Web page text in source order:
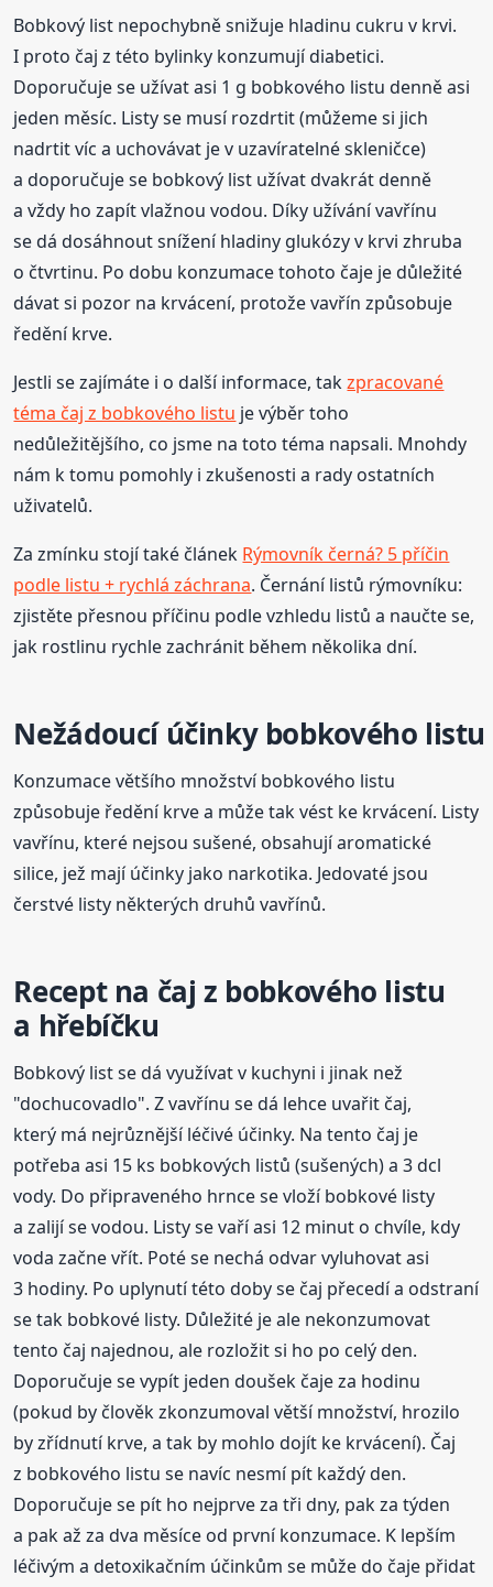
Bobkový list nepochybně snižuje hladinu cukru v krvi.
I proto čaj z této bylinky konzumují diabetici.
Doporučuje se užívat asi 1 g bobkového listu denně asi
jeden měsíc. Listy se musí rozdrtit (můžeme si jich
nadrtit víc a uchovávat je v uzavíratelné skleničce)
a doporučuje se bobkový list užívat dvakrát denně
a vždy ho zapít vlažnou vodou. Díky užívání vavřínu
se dá dosáhnout snížení hladiny glukózy v krvi zhruba
o čtvrtinu. Po dobu konzumace tohoto čaje je důležité
dávat si pozor na krvácení, protože vavřín způsobuje
ředění krve.
Jestli se zajímáte i o další informace, takzpracované
téma čaj z bobkového listu je výběr toho
nedůležitějšího, co jsme na toto téma napsali. Mnohdy
nám k tomu pomohly i zkušenosti a rady ostatních
uživatelů.
Za zmínku stojí také článek Rýmovník černá? 5 příčin
podle listu + rychlá záchrana. Černání listů rýmovníku:
zjistěte přesnou příčinu podle vzhledu listů a naučte se,
jak rostlinu rychle zachránit během několika dní.
Nežádoucí účinky bobkového listu
Konzumace většího množství bobkového listu
způsobuje ředění krve a může tak vést ke krvácení. Listy
vavřínu, které nejsou sušené, obsahují aromatické
silice, jež mají účinky jako narkotika. Jedovaté jsou
čerstvé listy některých druhů vavřínů.
Recept na čaj z bobkového listu
a hřebíčku
Bobkový list se dá využívat v kuchyni i jinak než
"dochucovadlo". Z vavřínu se dá lehce uvařit čaj,
který má nejrůznější léčivé účinky. Na tento čaj je
potřeba asi 15 ks bobkových listů (sušených) a 3 dcl
vody. Do připraveného hrnce se vloží bobkové listy
a zalijí se vodou. Listy se vaří asi 12 minut o chvíle, kdy
voda začne vřít. Poté se nechá odvar vyluhovat asi
3 hodiny. Po uplynutí této doby se čaj přecedí a odstraní
se tak bobkové listy. Důležité je ale nekonzumovat
tento čaj najednou, ale rozložit si ho po celý den.
Doporučuje se vypít jeden doušek čaje za hodinu
(pokud by člověk zkonzumoval větší množství, hrozilo
by zřídnutí krve, a tak by mohlo dojít ke krvácení). Čaj
z bobkového listu se navíc nesmí pít každý den.
Doporučuje se pít ho nejprve za tři dny, pak za týden
a pak až za dva měsíce od první konzumace. K lepším
léčivým a detoxikačním účinkům se může do čaje přidat